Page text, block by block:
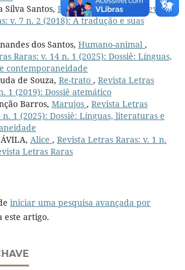
Silva Santos, Poema a Heidegger
Revista
v. 7 n. 2 (2018): A tradução e suas
dos Santos, Humano-animal ,
Raras: v. 14 n. 1 (2025): Dossiê: Línguas,
contemporaneidade
de Souza, Re-trato , Revista Letras
1 (2019): Dossiê atemático
Barros, Marujos , Revista Letras
n. 1 (2025): Dossiê: Línguas, literaturas e
Alice , Revista Letras Raras: v. 1 n.
Letras Raras
iniciar uma pesquisa avançada por
este artigo.